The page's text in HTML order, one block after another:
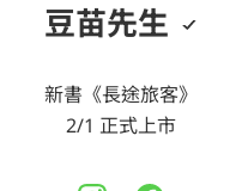
豆苗先生
新書《長途旅客》